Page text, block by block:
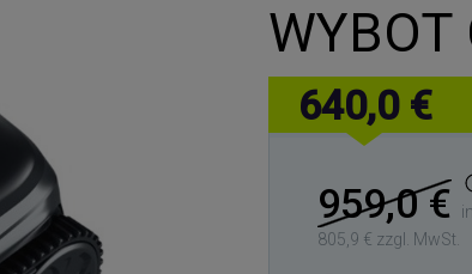
640,0 €
959,0 €
805,9 € zzgl. MwSt.